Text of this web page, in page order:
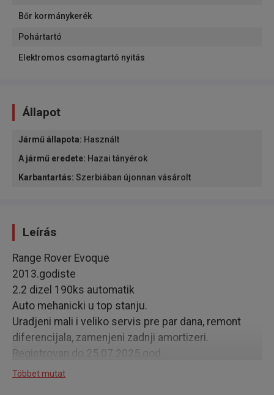
Bőr kormánykerék
Pohártartó
Elektromos csomagtartó nyitás
Állapot
Jármű állapota: Használt
A jármű eredete: Hazai tányérok
Karbantartás: Szerbiában újonnan vásárolt
Leírás
Range Rover Evoque
2013.godiste
2.2 dizel 190ks automatik
Auto mehanicki u top stanju.
Uradjeni mali i veliko servis pre par dana, remont
diferencijala, zamenjeni zadnji amortizeri.
Registrovan do 25.07.2025.god
Presao 160.000 pravih km. Moze svaka provera u
Többet mutat